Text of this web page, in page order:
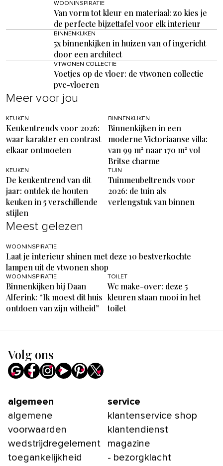
WOONINSPIRATIE
Van vorm tot kleur en materiaal: zo kies je
de perfecte bijzettafel voor elk interieur
BINNENKIJKEN
5x binnenkijken in huizen van of ingericht
door een architect
VTWONEN COLLECTIE
Voetjes op de vloer: de vtwonen collectie
pvc-vloeren
Meer voor jou
KEUKEN
Keukentrends voor 2026:
waar karakter en contrast
elkaar ontmoeten
BINNENKIJKEN
Binnenkijken in een
moderne Victoriaanse villa:
van 99 m² naar 170 m² vol
Britse charme
KEUKEN
De keukentrend van dit
jaar: ontdek de houten
keuken in 5 verschillende
stijlen
TUIN
Tuinmeubeltrends voor
2026: de tuin als
verlengstuk van binnen
Meest gelezen
WOONINSPIRATIE
Laat je interieur shinen met deze 10 bestverkochte
lampen uit de vtwonen shop
WOONINSPIRATIE
Binnenkijken bij Daan
Alferink: “Ik moest dit huis
ontdoen van zijn witheid”
TOILET
Wc make-over: deze 5
kleuren staan mooi in het
toilet
Volg ons
algemeen
algemene
voorwaarden
wedstrijdregelement
toegankelijkheid
service
klantenservice shop
klantendienst
magazine
- bezorgklacht